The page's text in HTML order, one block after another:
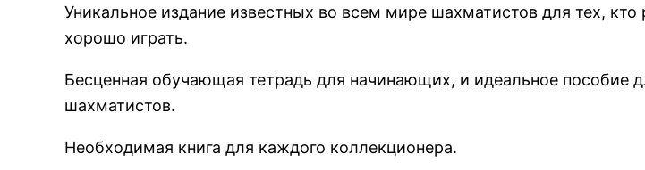
Уникальное издание известных во всем мире шахматистов для тех, кто
хорошо играть.
Бесценная обучающая тетрадь для начинающих, и идеальное пособие
шахматистов.
Необходимая книга для каждого коллекционера.